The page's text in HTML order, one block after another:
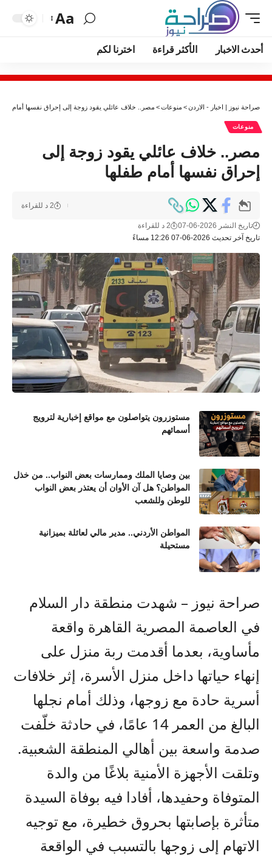
Aa
أحدث الاخبار الأكثر قراءة اخترنا لكم
صراحة نيوز | اخبار - الاردن> منوعات> مصر.. خلاف عائلي يقود زوجة إلى إحراق نفسها أمام
منوعات
مصر.. خلاف عائلي يقود زوجة إلى
إحراق نفسها أمام طفلها
تاريخ آخر تحديث 2026-06-07 12:26 مساءً
تاريخ النشر 2026-06-07 2 د للقراءة
2 د للقراءة
مستوزرون يتواصلون مع مواقع إخبارية لترويج
أسمائهم
بين وصايا الملك وممارسات بعض النواب.. من خذل
المواطن؟ هل آن الأوان أن يعتذر بعض النواب
للوطن وللشعب
المواطن الأردني.. مدير مالي لعائلة بميزانية
مستحيلة
صراحة نيوز – شهدت منطقة دار السلام
في العاصمة المصرية القاهرة واقعة
مأساوية، بعدما أقدمت ربة منزل على
إنهاء حياتها داخل منزل الأسرة، إثر خلافات
أسرية حادة مع زوجها، وذلك أمام نجلها
البالغ من العمر 14 عامًا، في حادثة خلّفت
صدمة واسعة بين أهالي المنطقة الشعبية.
وتلقت الأجهزة الأمنية بلاغًا من والدة
المتوفاة وحفيدها، أفادا فيه بوفاة السيدة
متأثرة بإصابتها بحروق خطيرة، مع توجيه
الاتهام إلى زوجها بالتسبب في الواقعة